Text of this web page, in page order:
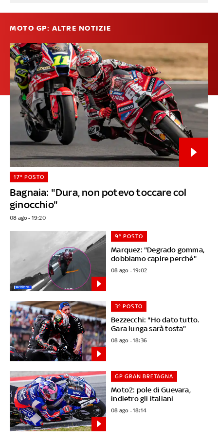
MOTO GP: ALTRE NOTIZIE
Bagnaia: "Dura, non potevo toccare col
ginocchio"
17° POSTO
08 ago - 19:20
Marquez: "Degrado gomma,
dobbiamo capire perché"
9° POSTO
08 ago - 19:02
Bezzecchi: "Ho dato tutto.
Gara lunga sarà tosta"
3° POSTO
08 ago - 18:36
Moto2: pole di Guevara,
indietro gli italiani
GP GRAN BRETAGNA
08 ago - 18:14